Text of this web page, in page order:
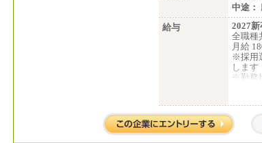
中途：
給与
2027新
全職種
月給
※採用
します
※勤務
全職種
月給
入社時